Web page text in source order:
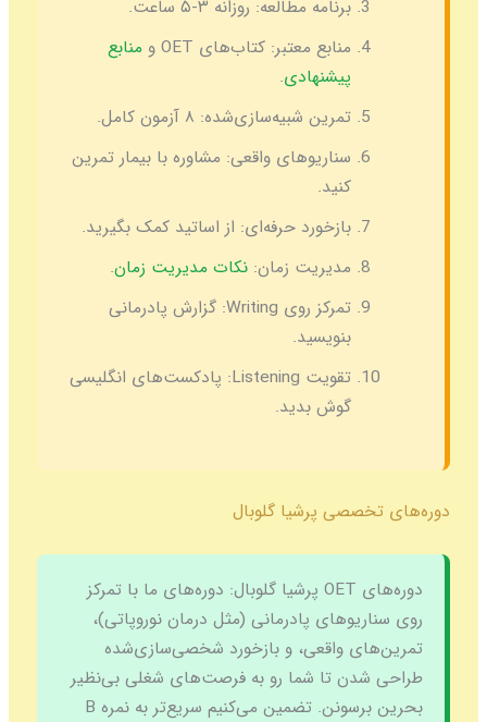
برنامه مطالعه: روزانه ۳-۵ ساعت.
منابع معتبر: کتاب‌های OET و
منابع
پیشنهادی.
تمرین شبیه‌سازی‌شده:
سناریوهای واقعی: مشاوره با بیمار تمرین
کنید.
بازخورد حرفه‌ای: از اساتید کمک بگیرید.
مدیریت زمان: نکات مدیریت زمان.
تمرکز روی Writing:
گزارش پادرمانی
بنویسید.
تقویت Listening:
پادکست‌های انگلیسی
گوش بدید.
دوره‌های تخصصی پرشیا گلوبال
دوره‌های OET پرشیا گلوبال:
دوره‌های ما با تمرکز
روی سناریوهای پادرمانی (مثل درمان نوروپاتی)،
تمرین‌های واقعی، و بازخورد شخصی‌سازی‌شده
طراحی شدن تا شما رو به فرصت‌های شغلی بی‌نظیر
بحرین برسونن. تضمین می‌کنیم سریع‌تر به نمره B